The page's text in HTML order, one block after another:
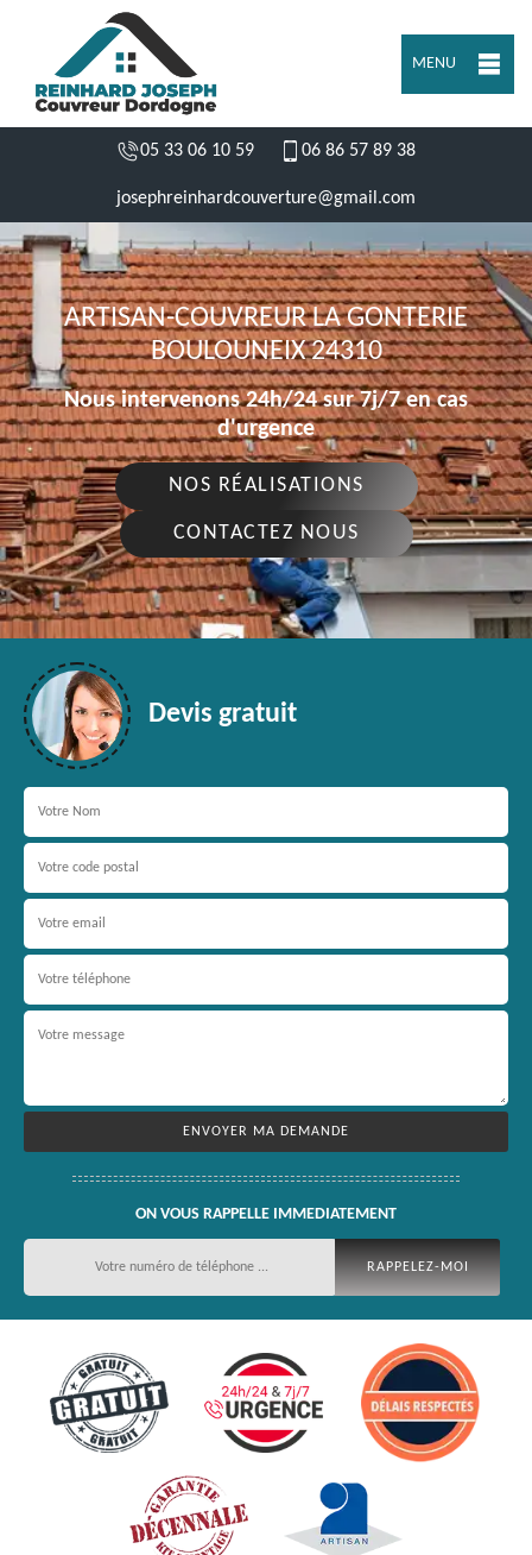
MENU
05 33 06 10 59 06 86 57 89 38
josephreinhardcouverture@gmail.com
ARTISAN-COUVREUR LA GONTERIE
BOULOUNEIX 24310
Nous intervenons 24h/24 sur 7j/7 en cas
d'urgence
NOS RÉALISATIONS
CONTACTEZ NOUS
Devis gratuit
ON VOUS RAPPELLE IMMEDIATEMENT